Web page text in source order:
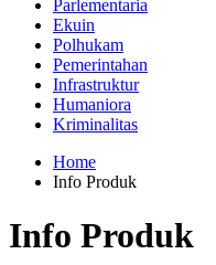
Parlementaria
Ekuin
Polhukam
Pemerintahan
Infrastruktur
Humaniora
Kriminalitas
Home
Info Produk
Info Produk